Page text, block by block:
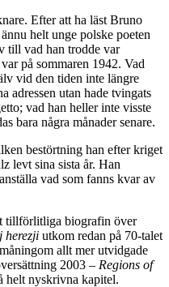
Efter att ha läst Bruno
helt unge polske poeten
till vad han trodde var
på sommaren 1942. Vad
vid den tiden inte längre
adressen utan hade tvingats
vad han heller inte visste
bara några månader senare.
bestörtning han efter kriget
levt sina sista år. Han
vad som fanns kvar av
tillförlitliga biografin över
herezji utkom redan på 70-talet
allt mer utvidgade
2003 – Regions of
helt nyskrivna kapitel.